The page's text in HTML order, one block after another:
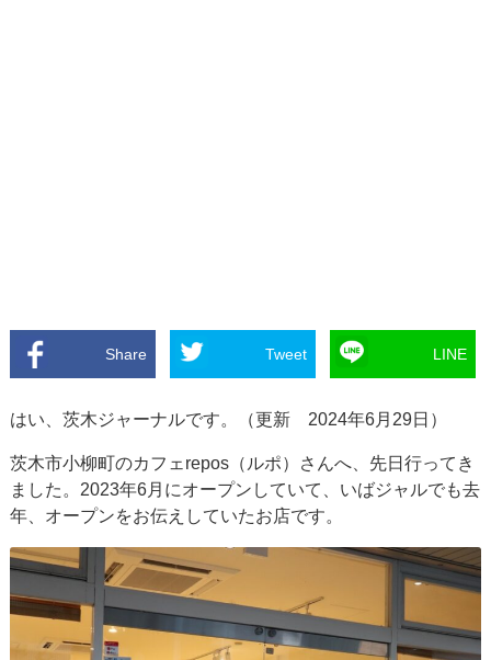
Share Tweet LINE
はい、茨木ジャーナルです。（更新 2024年6月29日）
茨木市小柳町のカフェrepos（ルポ）さんへ、先日行ってき
ました。2023年6月にオープンしていて、いばジャルでも去
年、オープンをお伝えしていたお店です。